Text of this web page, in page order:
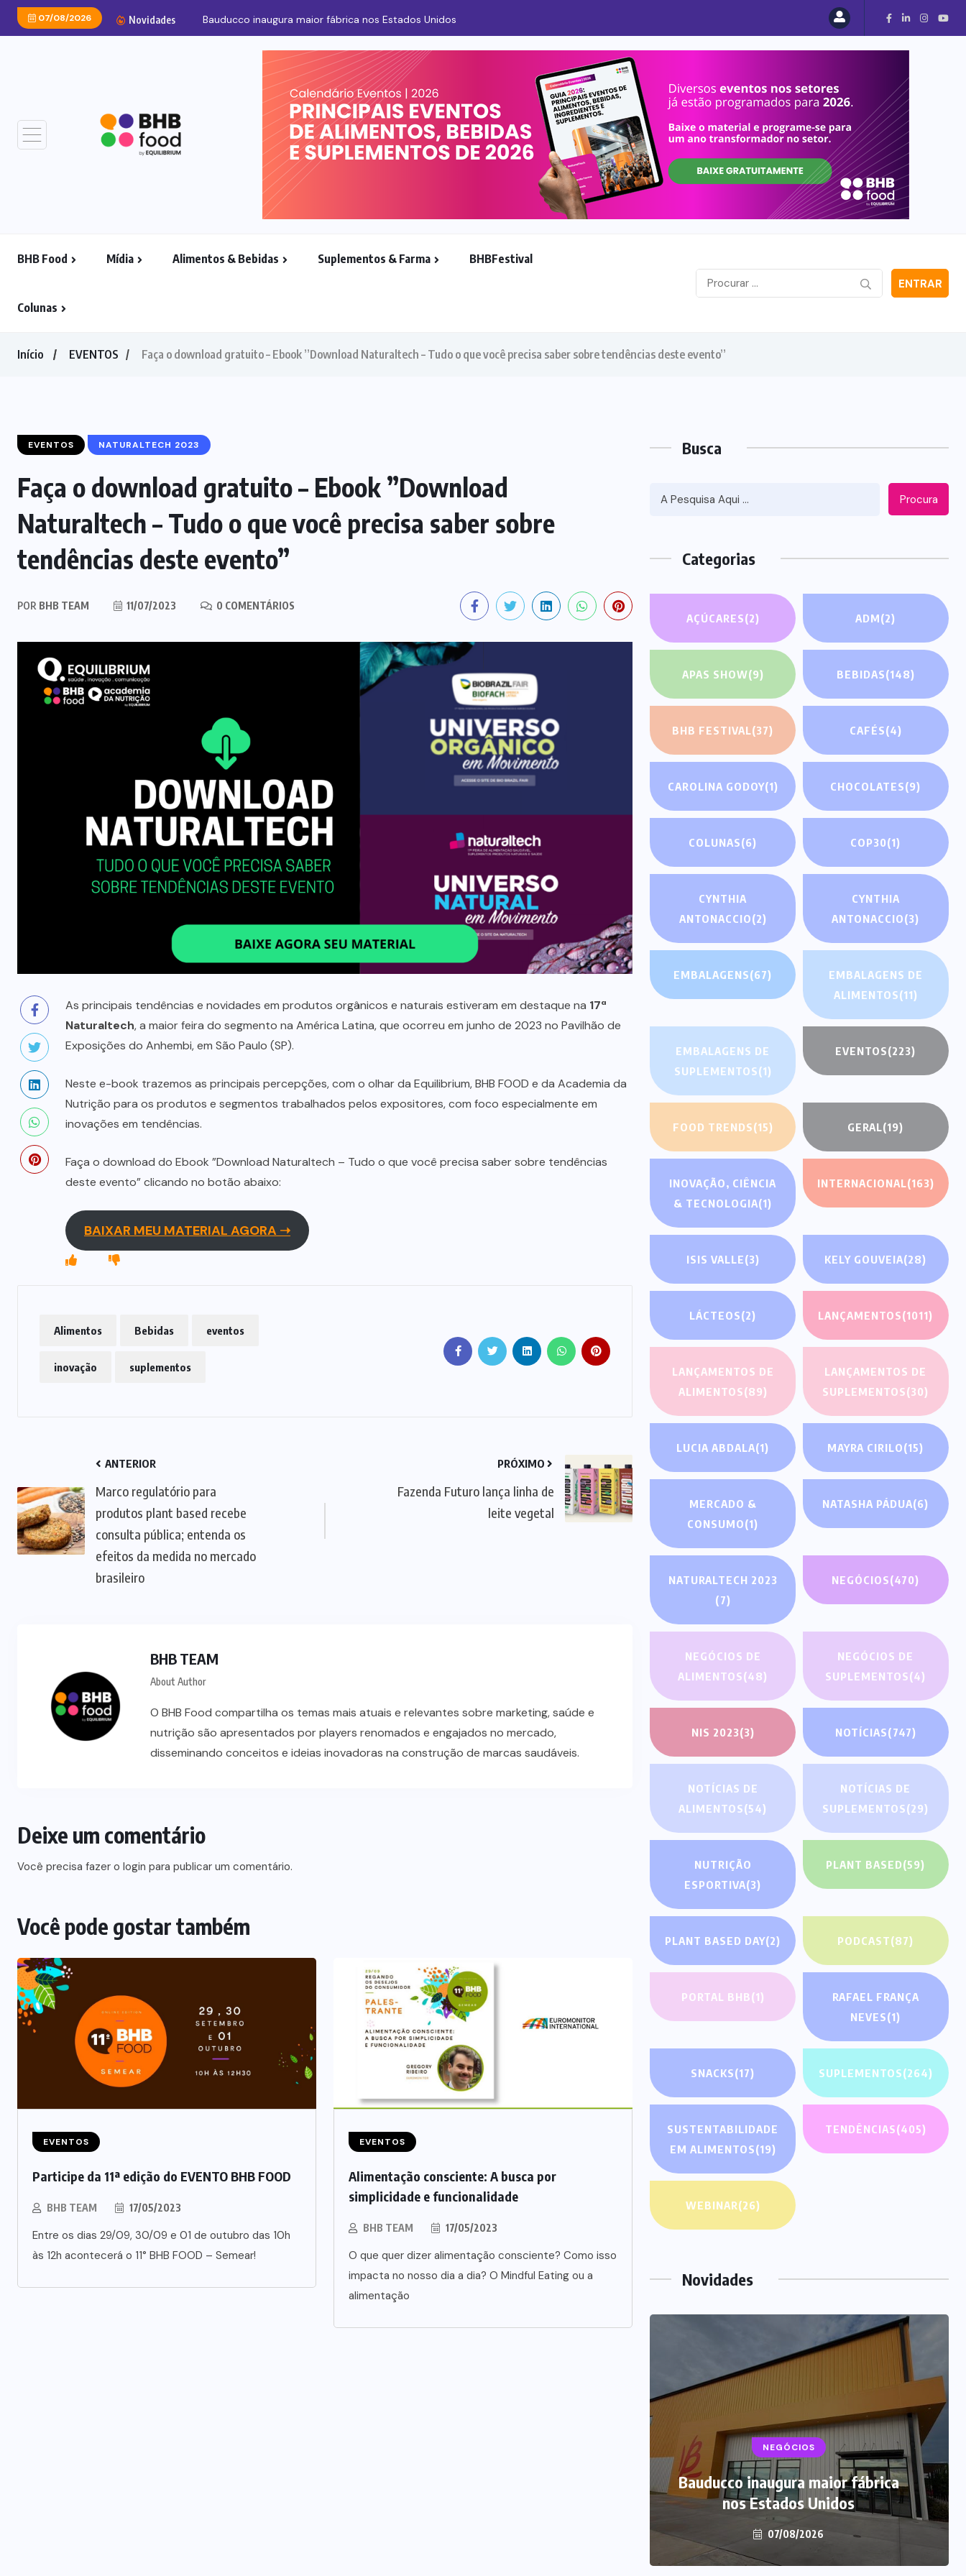
07/08/2026 Novidades Bauducco inaugura maior fábrica nos Estados Unidos
BHB Food Mídia Alimentos & Bebidas Suplementos & Farma BHBFestival
Colunas
ENTRAR
Início EVENTOS Faça o download gratuito – Ebook ”Download Naturaltech – Tudo o que você precisa saber sobre tendências deste evento”
EVENTOS NATURALTECH 2023
Faça o download gratuito – Ebook ”Download
Naturaltech – Tudo o que você precisa saber sobre
tendências deste evento”
POR BHB TEAM 11/07/2023 0 COMENTÁRIOS
As principais tendências e novidades em produtos orgânicos e naturais estiveram em destaque na 17ª
Naturaltech, a maior feira do segmento na América Latina, que ocorreu em junho de 2023 no Pavilhão de
Exposições do Anhembi, em São Paulo (SP).
Neste e-book trazemos as principais percepções, com o olhar da Equilibrium, BHB FOOD e da Academia da
Nutrição para os produtos e segmentos trabalhados pelos expositores, com foco especialmente em
inovações em tendências.
Faça o download do Ebook ”Download Naturaltech – Tudo o que você precisa saber sobre tendências
deste evento” clicando no botão abaixo:
BAIXAR MEU MATERIAL AGORA ➝
Alimentos Bebidas eventos
inovação suplementos
ANTERIOR
Marco regulatório para
produtos plant based recebe
consulta pública; entenda os
efeitos da medida no mercado
brasileiro
PRÓXIMO
Fazenda Futuro lança linha de
leite vegetal
BHB TEAM
About Author
O BHB Food compartilha os temas mais atuais e relevantes sobre marketing, saúde e
nutrição são apresentados por players renomados e engajados no mercado,
disseminando conceitos e ideias inovadoras na construção de marcas saudáveis.
Deixe um comentário
Você precisa fazer o login para publicar um comentário.
Você pode gostar também
EVENTOS
Participe da 11ª edição do EVENTO BHB FOOD
BHB TEAM 17/05/2023
Entre os dias 29/09, 30/09 e 01 de outubro das 10h
às 12h acontecerá o 11° BHB FOOD – Semear!
EVENTOS
Alimentação consciente: A busca por
simplicidade e funcionalidade
BHB TEAM 17/05/2023
O que quer dizer alimentação consciente? Como isso
impacta no nosso dia a dia? O Mindful Eating ou a
alimentação
Busca
Procura
Categorias
AÇÚCARES(2) ADM(2)
APAS SHOW(9) BEBIDAS(148)
BHB FESTIVAL(37) CAFÉS(4)
CAROLINA GODOY(1) CHOCOLATES(9)
COLUNAS(6) COP30(1)
CYNTHIA
ANTONACCIO(2)
CYNTHIA
ANTONACCIO(3)
EMBALAGENS(67)
EMBALAGENS DE
ALIMENTOS(11)
EMBALAGENS DE
SUPLEMENTOS(1)
EVENTOS(223)
FOOD TRENDS(15) GERAL(19)
INOVAÇÃO, CIÊNCIA
& TECNOLOGIA(1)
INTERNACIONAL(163)
ISIS VALLE(3) KELY GOUVEIA(28)
LÁCTEOS(2) LANÇAMENTOS(1011)
LANÇAMENTOS DE
ALIMENTOS(89)
LANÇAMENTOS DE
SUPLEMENTOS(30)
LUCIA ABDALA(1) MAYRA CIRILO(15)
MERCADO &
CONSUMO(1)
NATASHA PÁDUA(6)
NATURALTECH 2023
(7)
NEGÓCIOS(470)
NEGÓCIOS DE
ALIMENTOS(48)
NEGÓCIOS DE
SUPLEMENTOS(4)
NIS 2023(3) NOTÍCIAS(747)
NOTÍCIAS DE
ALIMENTOS(54)
NOTÍCIAS DE
SUPLEMENTOS(29)
NUTRIÇÃO
ESPORTIVA(3)
PLANT BASED(59)
PLANT BASED DAY(2) PODCAST(87)
PORTAL BHB(1)
RAFAEL FRANÇA
NEVES(1)
SNACKS(17) SUPLEMENTOS(264)
SUSTENTABILIDADE
EM ALIMENTOS(19)
TENDÊNCIAS(405)
WEBINAR(26)
Novidades
NEGÓCIOS
Bauducco inaugura maior fábrica
nos Estados Unidos
07/08/2026